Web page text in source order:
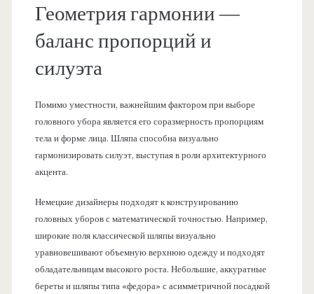
Геометрия гармонии —
баланс пропорций и
силуэта
Помимо уместности, важнейшим фактором при выборе
головного убора является его соразмерность пропорциям
тела и форме лица. Шляпа способна визуально
гармонизировать силуэт, выступая в роли архитектурного
акцента.
Немецкие дизайнеры подходят к конструированию
головных уборов с математической точностью. Например,
широкие поля классической шляпы визуально
уравновешивают объемную верхнюю одежду и подходят
обладательницам высокого роста. Небольшие, аккуратные
береты и шляпы типа «федора» с асимметричной посадкой